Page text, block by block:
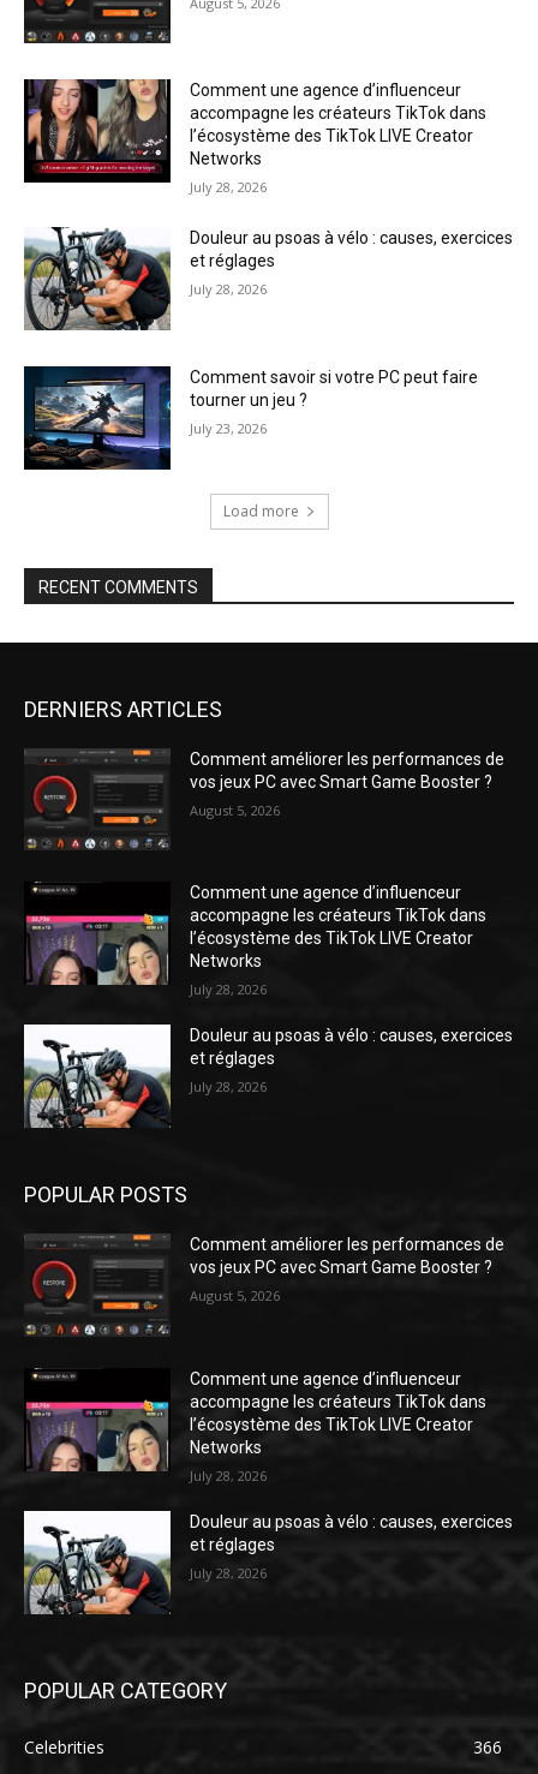
Comment une agence d’influenceur
accompagne les créateurs TikTok dans
l’écosystème des TikTok LIVE Creator
Networks
July 28, 2026
Douleur au psoas à vélo : causes, exercices
et réglages
July 28, 2026
Comment savoir si votre PC peut faire
tourner un jeu ?
July 23, 2026
Load more
RECENT COMMENTS
DERNIERS ARTICLES
Comment améliorer les performances de
vos jeux PC avec Smart Game Booster ?
August 5, 2026
Comment une agence d’influenceur
accompagne les créateurs TikTok dans
l’écosystème des TikTok LIVE Creator
Networks
July 28, 2026
Douleur au psoas à vélo : causes, exercices
et réglages
July 28, 2026
POPULAR POSTS
Comment améliorer les performances de
vos jeux PC avec Smart Game Booster ?
August 5, 2026
Comment une agence d’influenceur
accompagne les créateurs TikTok dans
l’écosystème des TikTok LIVE Creator
Networks
July 28, 2026
Douleur au psoas à vélo : causes, exercices
et réglages
July 28, 2026
POPULAR CATEGORY
Celebrities
366